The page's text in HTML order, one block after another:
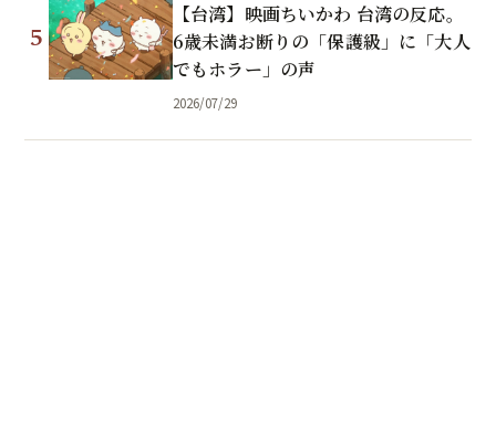
5
【台湾】映画ちいかわ 台湾の反応。
6歳未満お断りの「保護級」に「大人
でもホラー」の声
2026/07/29